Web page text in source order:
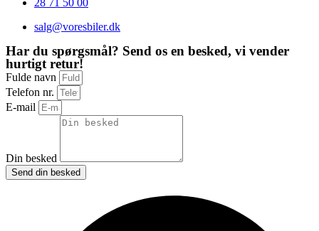
salg@voresbiler.dk
Har du spørgsmål? Send os en besked, vi vender
hurtigt retur!
Fulde navn
Telefon nr.
E-mail
Din besked
Send din besked